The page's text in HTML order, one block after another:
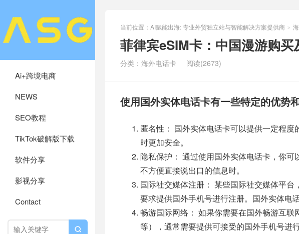
Ai+跨境电商
NEWS
SEO教程
TikTok破解版下载
软件分享
影视分享
Contact

当前位置： AI赋能出海: 专业外贸独立站与智能解决方案提供商 >
菲律宾eSIM卡：中国漫游购
分类： 海外电话卡 阅读(2673)
使用国外实体电话卡有一些特定的优势
匿名性： 国外实体电话卡可以提供一定程
时更加安全。
隐私保护： 通过使用国外实体电话卡，你
不方便直接说出口的信息时。
国际社交媒体注册： 某些国际社交媒体平
要求提供国外手机号进行注册。国外实体电
畅游国际网络： 如果你需要在国外畅游互
等），通常需要提供可接受的国外手机号进行